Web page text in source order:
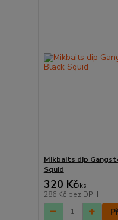
Mikbaits dip
Squid
320 Kč/ks
286 Kč bez DPH